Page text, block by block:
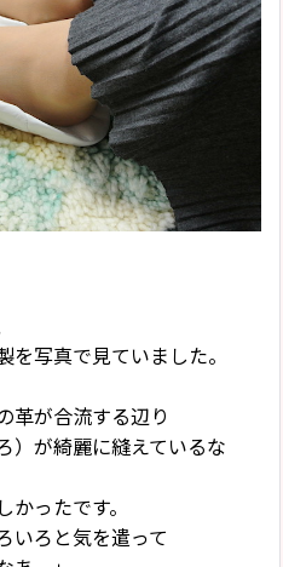
を写真で見ていました。
革が合流する辺り
）が綺麗に縫えているな
ったです。
いろと気を遣って